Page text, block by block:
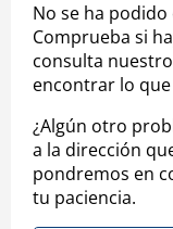
No se ha
Comprueba si
consulta
encontrar lo
¿Algún otro
a la dirección
pondremos en
tu paciencia.